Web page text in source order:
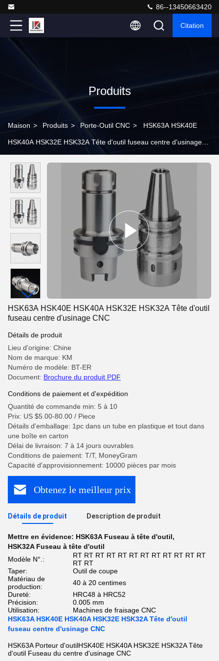
86--13450663420
Citation
Produits
Maison > Produits > Porte-Outil CNC > HSK63A HSK40E
HSK40A HSK32E HSK32A Tête d'outil fuseau centre d'usinage
HSK63A HSK40E HSK40A HSK32E HSK32A Tête d'outil
fuseau centre d'usinage CNC
Détails de produit
Lieu d'origine: Chine
Nom de marque: KM
Numéro de modèle: BT-ER
Document: Brochure du produit PDF
Conditions de paiement et d'expédition
Quantité de commande min: 5 à 10
Prix: US $5.00-80.00 / Piece
Détails d'emballage: 1pc dans un tube en plastique et tout dans
une boîte en carton
Délai de livraison: 7 à 14 jours ouvrables
Conditions de paiement: T/T, MoneyGram
Capacité d'approvisionnement: 10000 pièces par mois
Obtenez le meilleur prix
Détails de produit Description de produit
Mettre en évidence: HSK63A Fuseau à tête d'outil,
HSK32A Fuseau à tête d'outil
Modèle N°.:
RT RT RT RT RT RT RT RT RT RT RT RT
RT RT
Taper:
Outil de coupe
Matériau de
production:
40 à 20 centimes
Dureté:
HRC48 à HRC52
Précision:
0.005 mm
Utilisation:
Machines de fraisage CNC
HSK63A HSK40E HSK40A HSK32E HSK32A Tête d'outil
fuseau centre d'usinage CNC
HSK63A Porteur d'outilHSK40E HSK40A HSK32E HSK32A Tête
d'outil Fuseau du centre d'usinage CNC